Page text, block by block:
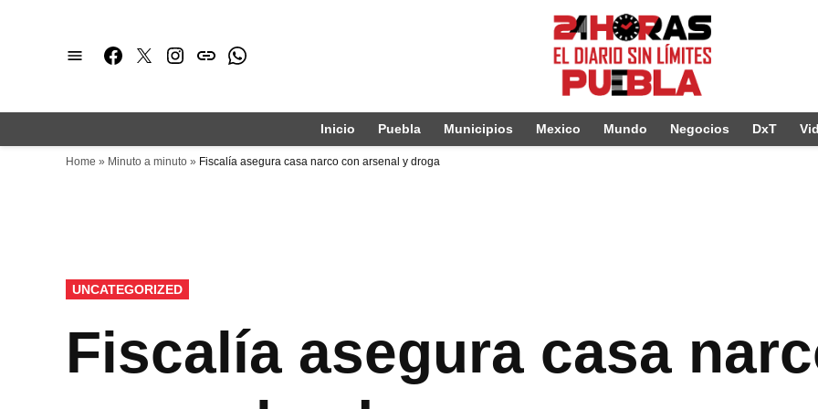
Facebook
TwitterInstagram
issuuWhatsapp
Inicio Puebla Municipios Mexico Mundo Negocios DxT
Home » Minuto a minuto » Fiscalía asegura casa narco con arsenal y droga
PUBLICADO
EN
UNCATEGORIZED
Fiscalía asegura casa